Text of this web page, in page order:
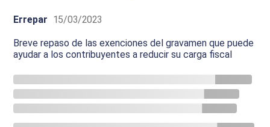
Errepar 15/03/2023
Breve repaso de las exenciones del gravamen que puede
ayudar a los contribuyentes a reducir su carga fiscal